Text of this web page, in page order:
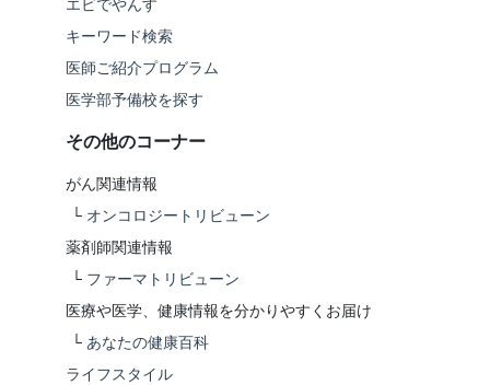
エビでやんす
キーワード検索
医師ご紹介プログラム
医学部予備校を探す
その他のコーナー
がん関連情報
└ オンコロジートリビューン
薬剤師関連情報
└ ファーマトリビューン
医療や医学、健康情報を分かりやすくお届け
└ あなたの健康百科
ライフスタイル